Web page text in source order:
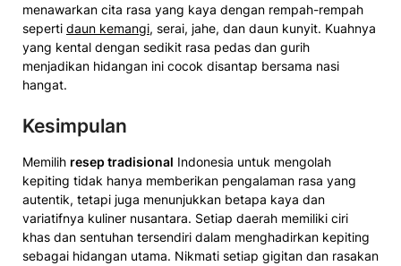
menawarkan cita rasa yang kaya dengan rempah-rempah
seperti daun kemangi, serai, jahe, dan daun kunyit. Kuahnya
yang kental dengan sedikit rasa pedas dan gurih
menjadikan hidangan ini cocok disantap bersama nasi
hangat.
Kesimpulan
Memilih resep tradisional Indonesia untuk mengolah
kepiting tidak hanya memberikan pengalaman rasa yang
autentik, tetapi juga menunjukkan betapa kaya dan
variatifnya kuliner nusantara. Setiap daerah memiliki ciri
khas dan sentuhan tersendiri dalam menghadirkan kepiting
sebagai hidangan utama. Nikmati setiap gigitan dan rasakan